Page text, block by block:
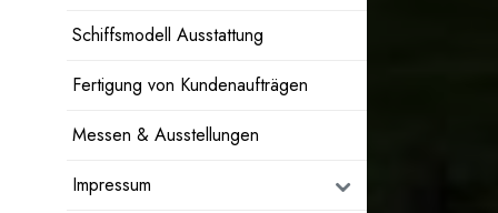
Schiffsmodell Ausstattung
Fertigung von Kundenaufträgen
Messen & Ausstellungen
Impressum